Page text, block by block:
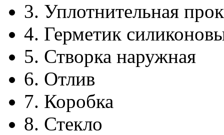
3. Уплотнительная
4. Герметик
5. Створка наружная
6. Отлив
7. Коробка
8. Стекло